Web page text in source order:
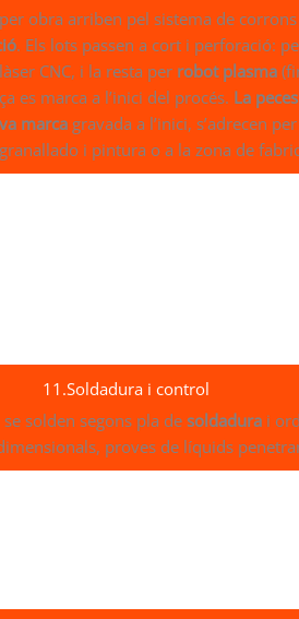
obra arriben pel sistema de
. Els lots passen a cort i perforació:
CNC, i la resta per robot plasma
es marca a l’inici del procés. La
marca gravada a l’inici, s’adrecen
i pintura o a la zona de
11.Soldadura i control
solden segons pla desoldadurai
proves de líquids